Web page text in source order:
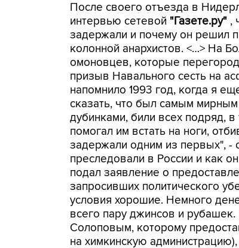
После своего отъезда в
интервью сетевой "Газете.ру" ,
задержали и почему он решил
колонной анархистов. <…> На
омоновцев, которые
призыв Навального сесть на
напомнило 1993 год, когда я
сказать, что был самым
дубинками, били всех подряд,
помогал им встать на ноги,
задержали одним из первых", -
преследовали в России и как
подал заявление о
запросивших политического
условия хорошие. Немного
всего пару джинсов и
Солоповым, которому
на химкинскую